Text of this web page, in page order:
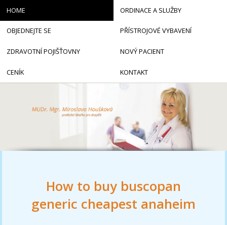
How to buy buscopan
generic cheapest anaheim
HOME ORDINACE A SLUŽBY
OBJEDNEJTE SE PŘÍSTROJOVÉ VYBAVENÍ
ZDRAVOTNÍ POJIŠŤOVNY NOVÝ PACIENT
CENÍK KONTAKT